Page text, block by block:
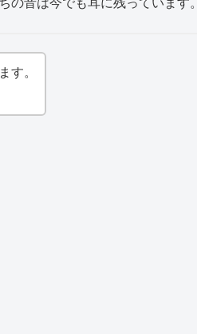
の音は今でも耳に残っています。
す。